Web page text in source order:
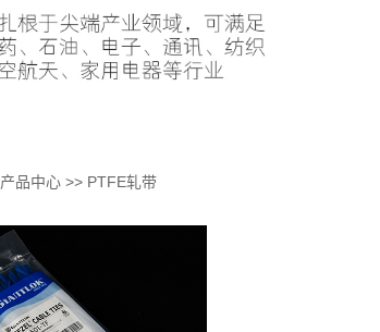
产品中心 >> PTFE轧带